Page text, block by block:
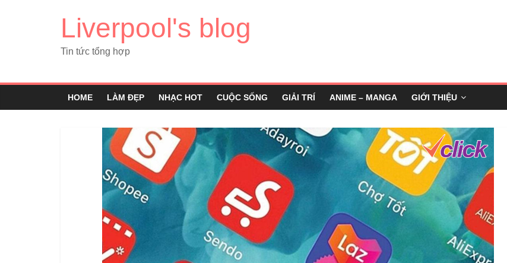
Liverpool's blog
Tin tức tổng hợp
HOME LÀM ĐẸP NHẠC HOT CUỘC SỐNG GIẢI TRÍ ANIME – MANGA GIỚI THIỆU